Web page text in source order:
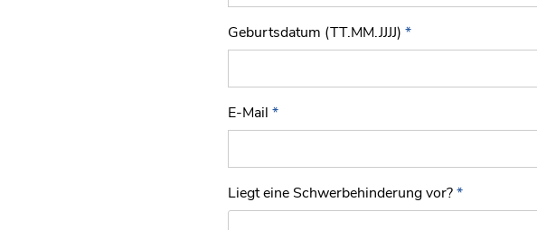
Geburtsdatum (TT.MM.JJJJ) *
E-Mail *
Liegt eine Schwerbehinderung vor?*